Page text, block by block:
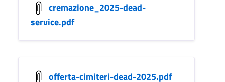
cremazione_2025-dead-
service.pdf
offerta-cimiteri-dead-2025.pdf